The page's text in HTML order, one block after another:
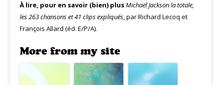
À lire, pour en savoir (bien) plusMichael Jackson la totale,
les 263 chansons et 41 clips expliqués, par Richard Lecoq et
François Allard (éd. E/P/A).
More from my site